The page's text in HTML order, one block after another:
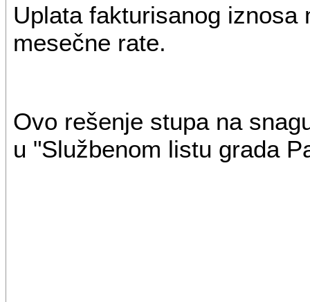
Uplata fakturisanog
mesečne rate.
Ovo rešenje stupa na
u "Službenom listu grada